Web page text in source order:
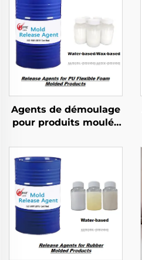
Agents de démoulage
pour produits moulés